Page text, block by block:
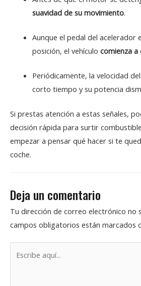
suavidad de su movimiento.
Aunque el pedal del acelerador
posición, el vehículo comienza
Periódicamente, la velocidad
corto tiempo y su potencia
Si prestas atención a estas señales,
decisión rápida para surtir
empezar a pensar qué hacer si te
coche.
Deja un comentario
Tu dirección de correo electrónico no
campos obligatorios están marcados